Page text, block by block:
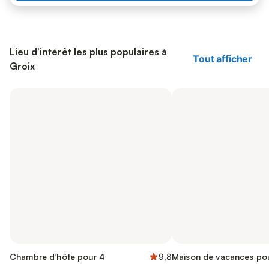
Lieu d’intérêt les plus populaires à
Groix
Tout afficher
Chambre d’hôte pour 4
9,8Maison de vacances